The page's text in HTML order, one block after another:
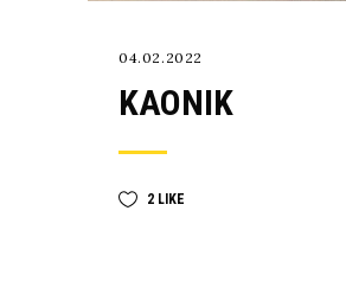
04.02.2022
KAONIK
2 LIKE